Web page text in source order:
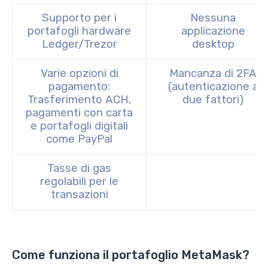
Supporto per i
portafogli hardware
Ledger/Trezor
Nessuna
applicazione
desktop
Varie opzioni di
pagamento:
Trasferimento ACH,
pagamenti con carta
e portafogli digitali
come PayPal
Mancanza di 2FA
(autenticazione a
due fattori)
Tasse di gas
regolabili per le
transazioni
Come funziona il portafoglio MetaMask?